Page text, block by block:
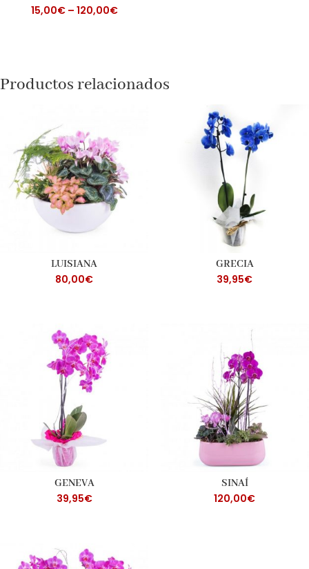
15,00€– 120,00€
Productos relacionados
LUISIANA
80,00€
GRECIA
39,95€
GENEVA
39,95€
SINAÍ
120,00€